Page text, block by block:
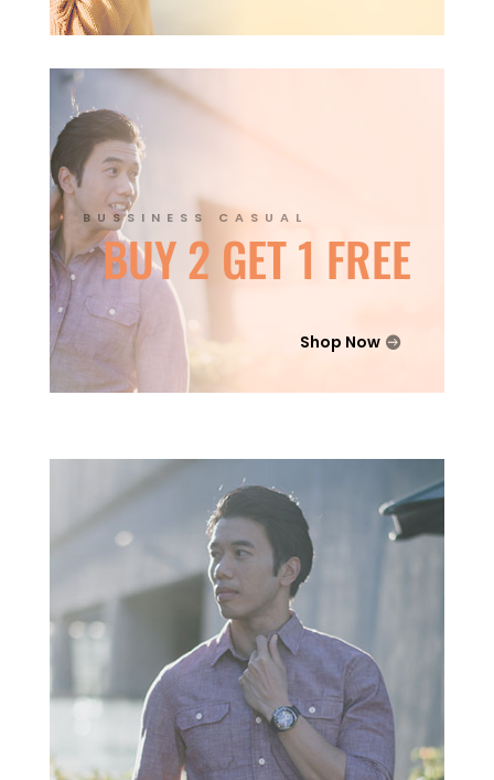
BUSSINESS CASUAL
BUY 2 GET 1 FREE
Shop Now